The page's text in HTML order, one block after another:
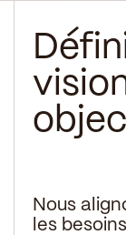
Nous
les